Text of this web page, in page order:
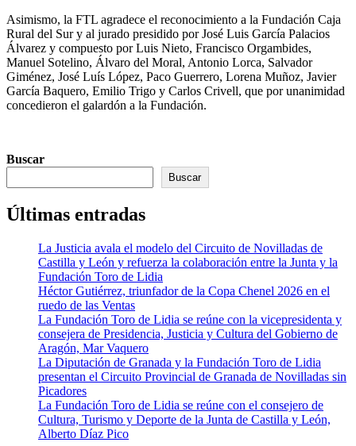
Asimismo, la FTL agradece el reconocimiento a la Fundación Caja
Rural del Sur y al jurado presidido por José Luis García Palacios
Álvarez y compuesto por Luis Nieto, Francisco Orgambides,
Manuel Sotelino, Álvaro del Moral, Antonio Lorca, Salvador
Giménez, José Luís López, Paco Guerrero, Lorena Muñoz, Javier
García Baquero, Emilio Trigo y Carlos Crivell, que por unanimidad
concedieron el galardón a la Fundación.
Buscar
Buscar
Últimas entradas
La Justicia avala el modelo del Circuito de Novilladas de
Castilla y León y refuerza la colaboración entre la Junta y la
Fundación Toro de Lidia
Héctor Gutiérrez, triunfador de la Copa Chenel 2026 en el
ruedo de las Ventas
La Fundación Toro de Lidia se reúne con la vicepresidenta y
consejera de Presidencia, Justicia y Cultura del Gobierno de
Aragón, Mar Vaquero
La Diputación de Granada y la Fundación Toro de Lidia
presentan el Circuito Provincial de Granada de Novilladas sin
Picadores
La Fundación Toro de Lidia se reúne con el consejero de
Cultura, Turismo y Deporte de la Junta de Castilla y León,
Alberto Díaz Pico